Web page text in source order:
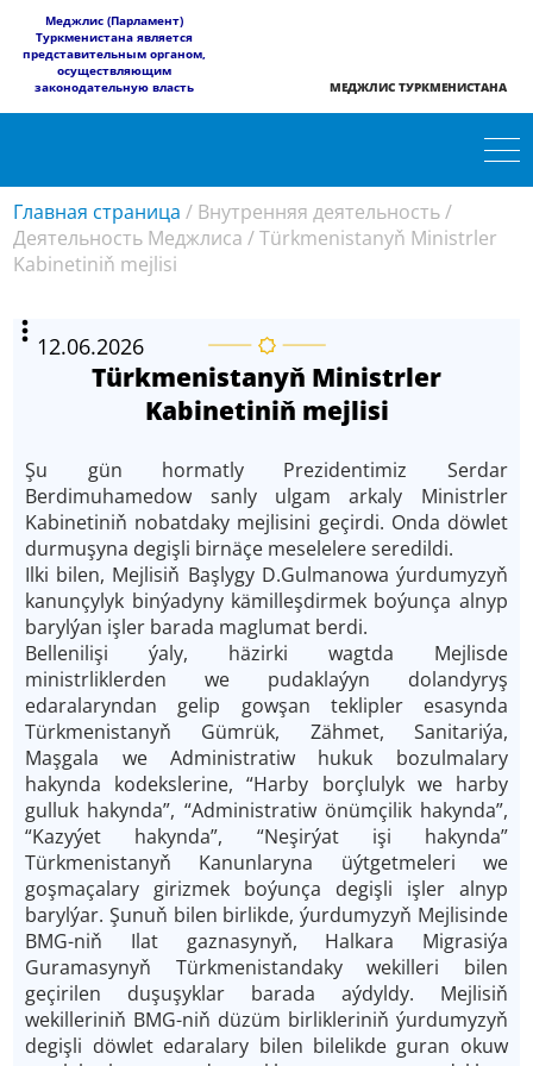
​Меджлис (Парламент)
Туркменистана является
представительным органом,
осуществляющим
законодательную власть
МЕДЖЛИС ТУРКМЕНИСТАНА
Главная страница / Внутренняя деятельность/
Деятельность Меджлиса /Türkmenistanyň Ministrler
Kabinetiniň mejlisi
12.06.2026
Türkmenistanyň Ministrler
Kabinetiniň mejlisi
Şu gün hormatly Prezidentimiz Serdar
Berdimuhamedow sanly ulgam arkaly Ministrler
Kabinetiniň nobatdaky mejlisini geçirdi. Onda döwlet
durmuşyna degişli birnäçe meselelere seredildi.
Ilki bilen, Mejlisiň Başlygy D.Gulmanowa ýurdumyzyň
kanunçylyk binýadyny kämilleşdirmek boýunça alnyp
barylýan işler barada maglumat berdi.
Bellenilişi ýaly, häzirki wagtda Mejlisde
ministrliklerden we pudaklaýyn dolandyryş
edaralaryndan gelip gowşan teklipler esasynda
Türkmenistanyň Gümrük, Zähmet, Sanitariýa,
Maşgala we Administratiw hukuk bozulmalary
hakynda kodekslerine, “Harby borçlulyk we harby
gulluk hakynda”, “Administratiw önümçilik hakynda”,
“Kazyýet hakynda”, “Neşirýat işi hakynda”
Türkmenistanyň Kanunlaryna üýtgetmeleri we
goşmaçalary girizmek boýunça degişli işler alnyp
barylýar. Şunuň bilen birlikde, ýurdumyzyň Mejlisinde
BMG-niň Ilat gaznasynyň, Halkara Migrasiýa
Guramasynyň Türkmenistandaky wekilleri bilen
geçirilen duşuşyklar barada aýdyldy. Mejlisiň
wekilleriniň BMG-niň düzüm birlikleriniň ýurdumyzyň
degişli döwlet edaralary bilen bilelikde guran okuw